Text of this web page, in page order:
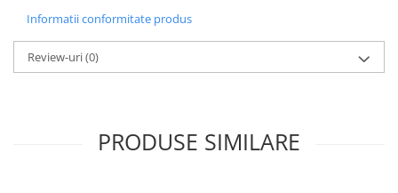
Informatii conformitate produs
Review-uri(0)
PRODUSE SIMILARE